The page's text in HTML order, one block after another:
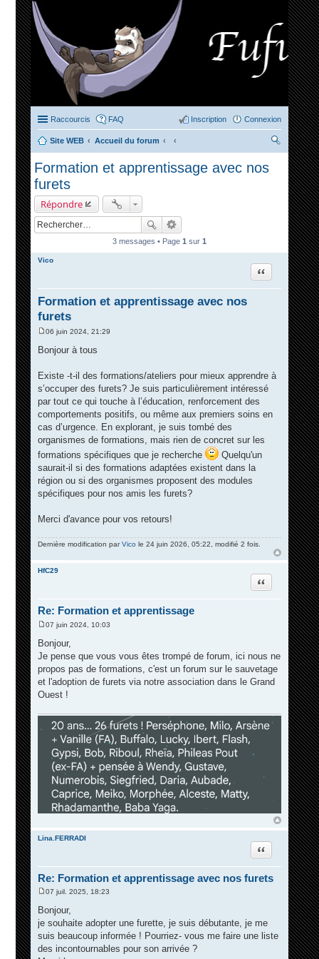
Raccourcis FAQ Connexion
Inscription
Site WEB
Accueil du forum
Formation et apprentissage avec nos
furets
Répondre
3 messages • Page 1 sur 1
Vico
Formation et apprentissage avec nos
furets
Citation
s
a
g
e
06 juin 2024, 21:29
Bonjour à tous
Existe -t-il des formations/ateliers pour mieux apprendre à
s’occuper des furets? Je suis particulièrement intéressé
par tout ce qui touche à l’éducation, renforcement des
comportements positifs, ou même aux premiers soins en
cas d’urgence. En explorant, je suis tombé des
organismes de formations, mais rien de concret sur les
formations spécifiques que je recherche
Quelqu'un
saurait-il si des formations adaptées existent dans la
région ou si des organismes proposent des modules
spécifiques pour nos amis les furets?
Merci d'avance pour vos retours!
Dernière modification parVico le 24 juin 2026, 05:22, modifié 2 fois.
HfC29
Re: Formation et apprentissage
Citation
s
s
g
e
07 juin 2024, 10:03
Bonjour,
Je pense que vous vous êtes trompé de forum, ici nous ne
propos pas de formations, c'est un forum sur le sauvetage
et l'adoption de furets via notre association dans le Grand
Ouest !
Lina.FERRADI
Re: Formation et apprentissage avec nos furets
Citation
e
s
s
a
g
e
07 juil. 2025, 18:23
Bonjour,
je souhaite adopter une furette, je suis débutante, je me
suis beaucoup informée ! Pourriez- vous me faire une liste
des incontournables pour son arrivée ?